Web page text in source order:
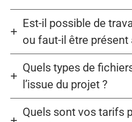
Est-il possible de
ou faut-il être présent
Quels types de
l’issue du projet ?
Quels sont vos tarifs